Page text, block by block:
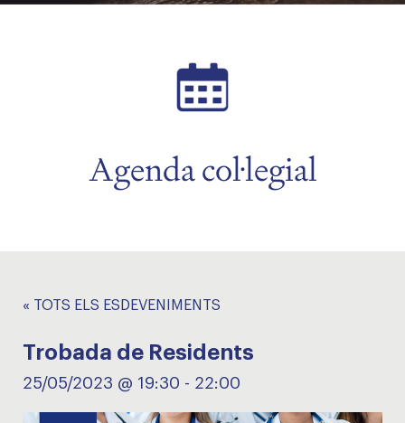
Agenda col·legial
« TOTS ELS ESDEVENIMENTS
Trobada de Residents
25/05/2023 @ 19:30 - 22:00